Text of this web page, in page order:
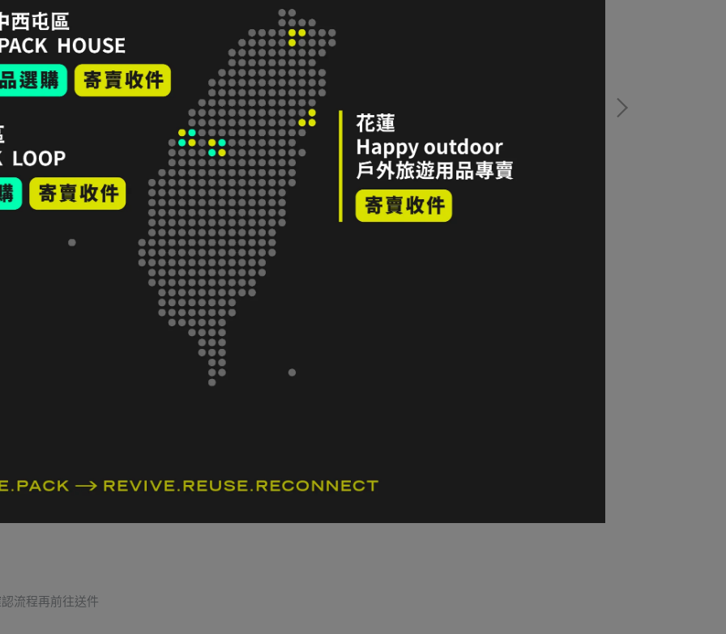
Fjällräven 小狐狸 Barents Pro Trousers
G1000 雙色褲 男 EU46碼 綠色
NT$2,800
加入購物車
外套 女款 S碼 秋葉紅
NT$2,700
加入購物車
流程再前往送件